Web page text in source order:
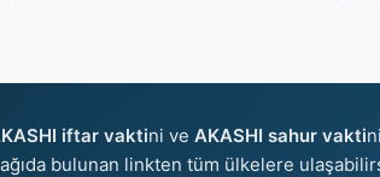
iftar vaktini ve AKASHI sahur vakti
bulunan linkten tüm ülkelere